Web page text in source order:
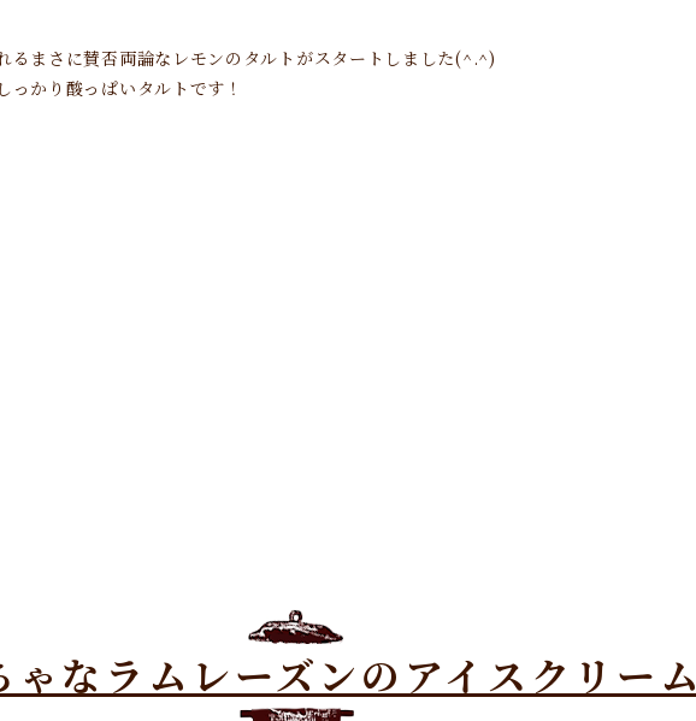
るまさに賛否両論なレモンのタルトがスタートしました(^.^)
っかり酸っぱいタルトです！
ゃなラムレーズンのアイスクリーム